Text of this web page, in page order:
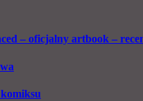
– oficjalny artbook –
komiksu